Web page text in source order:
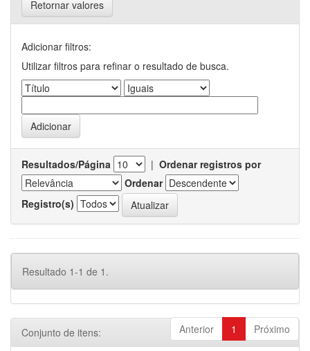
Retornar valores
Adicionar filtros:
Utilizar filtros para refinar o resultado de busca.
Resultados/Página | Ordenar registros por
Ordenar
Registro(s)
Resultado 1-1 de 1.
Anterior 1 Próximo
Conjunto de itens: